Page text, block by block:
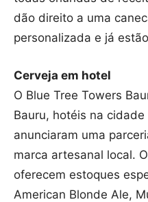
dão direito a uma
personalizada e já
Cerveja em hotel
O Blue Tree Towers
Bauru, hotéis na
anunciaram uma
marca artesanal local.
oferecem estoques
American Blonde Ale,